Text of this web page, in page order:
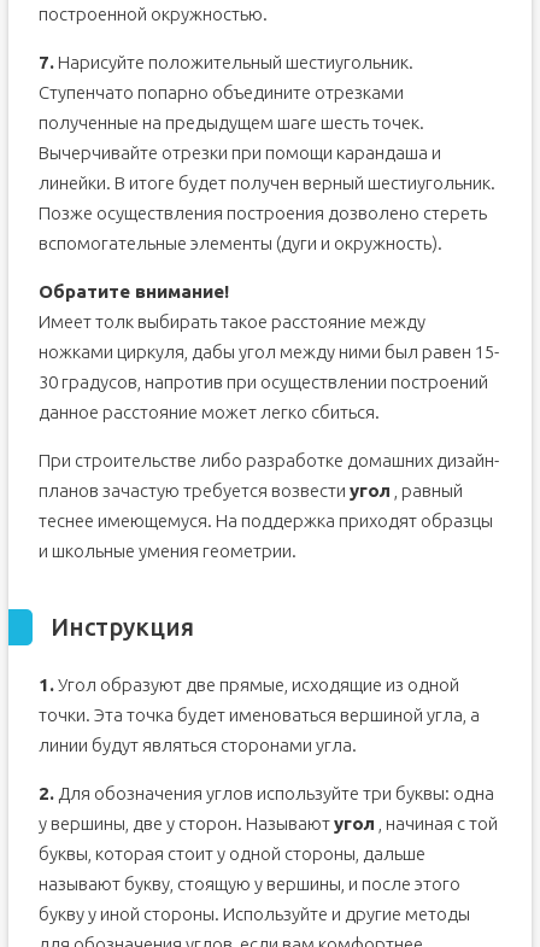
построенной окружностью.
7.Нарисуйте положительный шестиугольник.
Ступенчато попарно объедините отрезками
полученные на предыдущем шаге шесть точек.
Вычерчивайте отрезки при помощи карандаша и
линейки. В итоге будет получен верный шестиугольник.
Позже осуществления построения дозволено стереть
вспомогательные элементы (дуги и окружность).
Обратите внимание!
Имеет толк выбирать такое расстояние между
ножками циркуля, дабы угол между ними был равен 15-
30 градусов, напротив при осуществлении построений
данное расстояние может легко сбиться.
При строительстве либо разработке домашних дизайн-
планов зачастую требуется возвести угол , равный
теснее имеющемуся. На поддержка приходят образцы
и школьные умения геометрии.
Инструкция
1.Угол образуют две прямые, исходящие из одной
точки. Эта точка будет именоваться вершиной угла, а
линии будут являться сторонами угла.
2.Для обозначения углов используйте три буквы: одна
у вершины, две у сторон. Называютугол , начиная с той
буквы, которая стоит у одной стороны, дальше
называют букву, стоящую у вершины, и после этого
букву у иной стороны. Используйте и другие методы